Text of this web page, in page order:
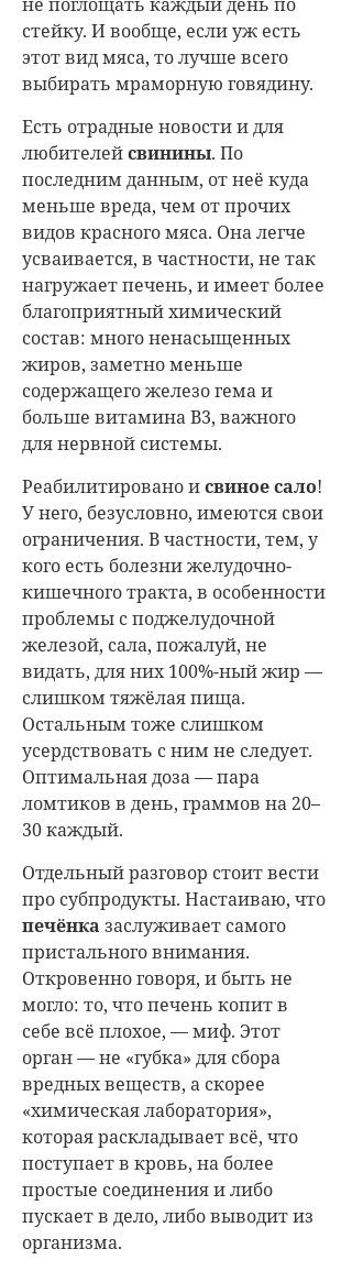
стейку. И вообще, если уж есть
этот вид мяса, то лучше всего
выбирать мраморную говядину.
Есть отрадные новости и для
любителейсвинины. По
последним данным, от неё куда
меньше вреда, чем от прочих
видов красного мяса. Она легче
усваивается, в частности, не так
нагружает печень, и имеет более
благоприятный химический
состав: много ненасыщенных
жиров, заметно меньше
содержащего железо гема и
больше витамина В3, важного
для нервной системы.
Реабилитировано исвиное сало!
У него, безусловно, имеются свои
ограничения. В частности, тем, у
кого есть болезни желудочно-
кишечного тракта, в особенности
проблемы с поджелудочной
железой, сала, пожалуй, не
видать, для них 100%-ный жир —
слишком тяжёлая пища.
Остальным тоже слишком
усердствовать с ним не следует.
Оптимальная доза — пара
ломтиков в день, граммов на 20–
30 каждый.
Отдельный разговор стоит вести
про субпродукты. Настаиваю, что
печёнка заслуживает самого
пристального внимания.
Откровенно говоря, и быть не
могло: то, что печень копит в
себе всё плохое, — миф. Этот
орган — не «губка» для сбора
вредных веществ, а скорее
«химическая лаборатория»,
которая раскладывает всё, что
поступает в кровь, на более
простые соединения и либо
пускает в дело, либо выводит из
организма.